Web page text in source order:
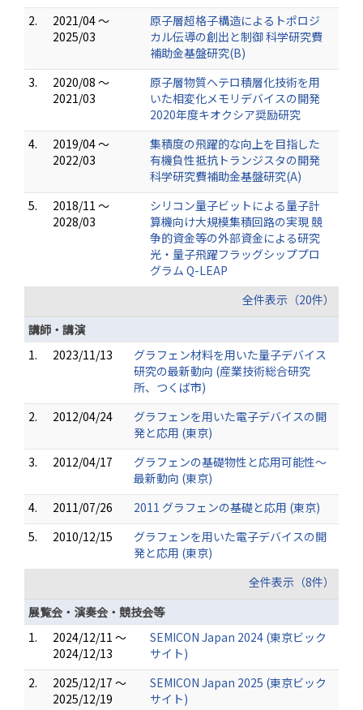
2.
2021/04 ～
2025/03
原子層超格子構造によるトポロジ
カル伝導の創出と制御 科学研究費
補助金基盤研究(B)
3.
2020/08 ～
2021/03
原子層物質ヘテロ積層化技術を用
いた相変化メモリデバイスの開発
2020年度キオクシア奨励研究
4.
2019/04 ～
2022/03
集積度の飛躍的な向上を目指した
有機負性抵抗トランジスタの開発
科学研究費補助金基盤研究(A)
5.
2018/11 ～
2028/03
シリコン量子ビットによる量子計
算機向け大規模集積回路の実現 競
争的資金等の外部資金による研究
光・量子飛躍フラッグシッププロ
グラム Q-LEAP
全件表示（20件）
講師・講演
1.
2023/11/13
グラフェン材料を用いた量子デバイス
研究の最新動向 (産業技術総合研究
所、つくば市)
2.
2012/04/24
グラフェンを用いた電子デバイスの開
発と応用 (東京)
3.
2012/04/17
グラフェンの基礎物性と応用可能性～
最新動向 (東京)
4.
2011/07/26
2011 グラフェンの基礎と応用 (東京)
5.
2010/12/15
グラフェンを用いた電子デバイスの開
発と応用 (東京)
全件表示（8件）
展覧会・演奏会・競技会等
1.
2024/12/11 ～
2024/12/13
SEMICON Japan 2024 (東京ビック
サイト)
2.
2025/12/17 ～
2025/12/19
SEMICON Japan 2025 (東京ビック
サイト)